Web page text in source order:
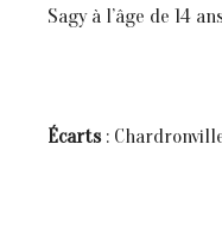
Sagy à l’âge de 14
Écarts: